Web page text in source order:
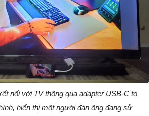
nối với TV thông qua adapter USB-C to
hiển thị một người đàn ông đang sử